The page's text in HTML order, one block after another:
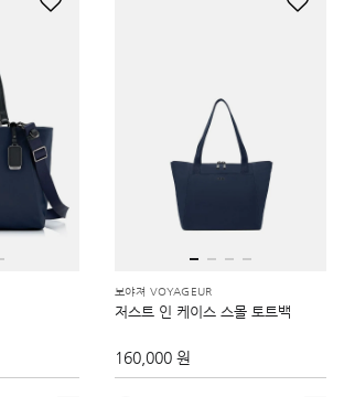
보야져 VOYAGEUR
저스트 인 케이스 스몰 토트백
160,000 원